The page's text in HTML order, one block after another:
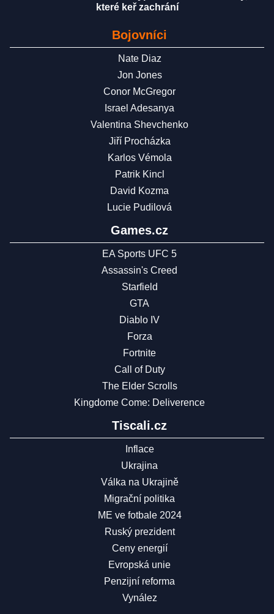
které keř zachrání
Bojovníci
Nate Diaz
Jon Jones
Conor McGregor
Israel Adesanya
Valentina Shevchenko
Jiří Procházka
Karlos Vémola
Patrik Kincl
David Kozma
Lucie Pudilová
Games.cz
EA Sports UFC 5
Assassin's Creed
Starfield
GTA
Diablo IV
Forza
Fortnite
Call of Duty
The Elder Scrolls
Kingdome Come: Deliverence
Tiscali.cz
Inflace
Ukrajina
Válka na Ukrajině
Migrační politika
ME ve fotbale 2024
Ruský prezident
Ceny energií
Evropská unie
Penzijní reforma
Vynález